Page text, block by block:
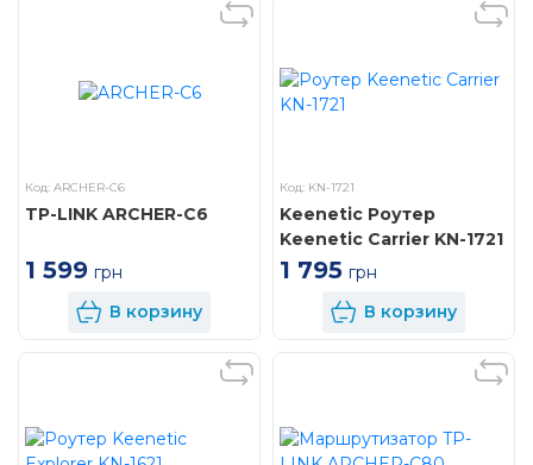
Код: ARCHER-C6
TP-LINK ARCHER-C6
1 599 грн
В корзину
Код: KN-1721
Keenetic Роутер
Keenetic Carrier KN-1721
1 795 грн
В корзину